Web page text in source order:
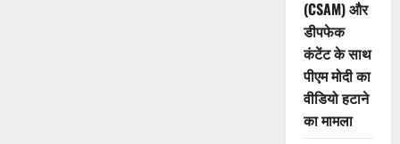
(CSAM) और
डीपफेक
कंटेंट के साथ
पीएम मोदी का
वीडियो हटाने
का मामला